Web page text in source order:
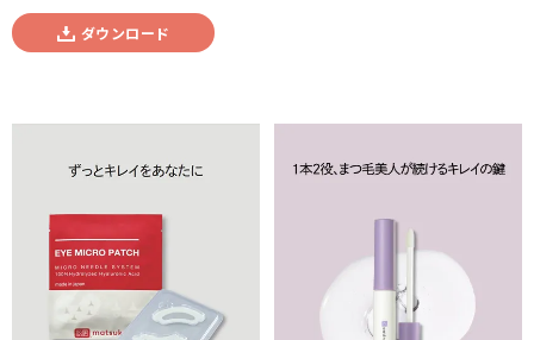
ダウンロード